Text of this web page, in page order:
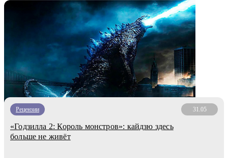
Рецензии 31.05
«Годзилла 2: Король монстров»: кайдзю здесь
больше не живёт